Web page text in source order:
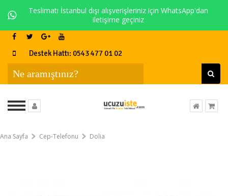
Teslimatı İstanbul dışı alışverişleriniz için WhatsApp'dan
iletişime geçiniz
Destek Hattı: 0543 477 01 02
Ana Sayfa Cep-Telefonu Dolia